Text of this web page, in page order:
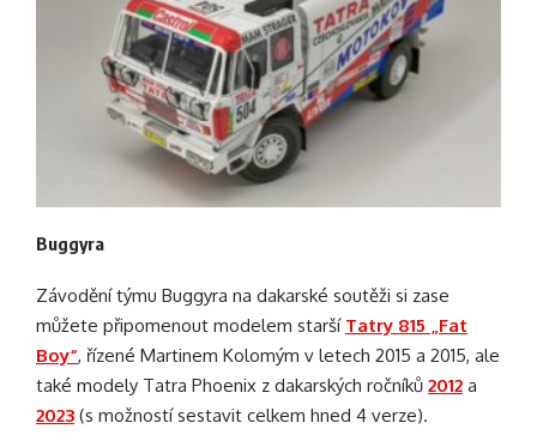
Buggyra
Závodění týmu Buggyra na dakarské soutěži si zase
můžete připomenout modelem starší Tatry 815 „Fat
Boy“, řízené Martinem Kolomým v letech 2015 a 2015, ale
také modely Tatra Phoenix z dakarských ročníků 2012 a
2023 (s možností sestavit celkem hned 4 verze).